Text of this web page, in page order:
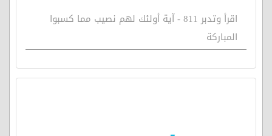
اقرأ وتدبر 811 - آية أولئك لهم نصيب مما كسبوا
المباركة